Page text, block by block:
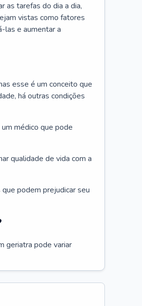
as tarefas do dia a dia,
vistas como fatores
las e aumentar a
esse é um conceito que
há outras condições
médico que pode
qualidade de vida com a
podem prejudicar seu
geriatra pode variar